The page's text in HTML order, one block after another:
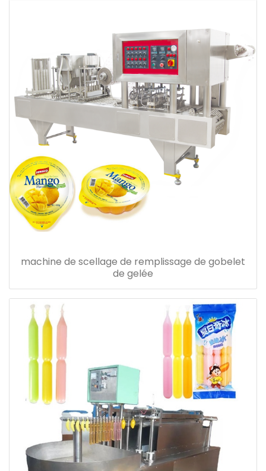
machine de scellage de remplissage de gobelet
de gelée